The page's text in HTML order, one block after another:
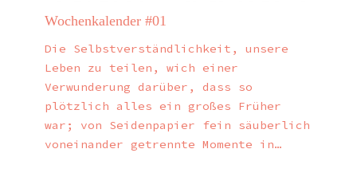
Wochenkalender #01
Die Selbstverständlichkeit, unsere
Leben zu teilen, wich einer
Verwunderung darüber, dass so
plötzlich alles ein großes Früher
war; von Seidenpapier fein säuberlich
voneinander getrennte Momente in…